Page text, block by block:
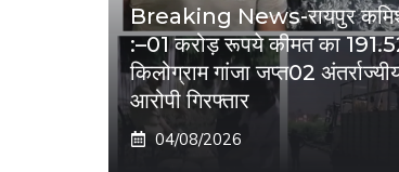
Breaking News-रायपुर
:–01 करोड़ रूपये कीमत का
किलोग्राम गांजा जप्त02
आरोपी गिरफ्तार
04/08/2026